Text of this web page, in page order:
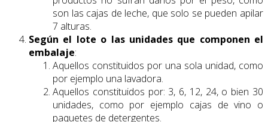
son las cajas de leche, que solo se pueden apilar
7 alturas.
Según el lote o las unidades que componen el
embalaje:
Aquellos constituidos por una sola unidad, como
por ejemplo una lavadora.
Aquellos constituidos por: 3, 6, 12, 24, o bien 30
unidades, como por ejemplo cajas de vino o
paquetes de detergentes.